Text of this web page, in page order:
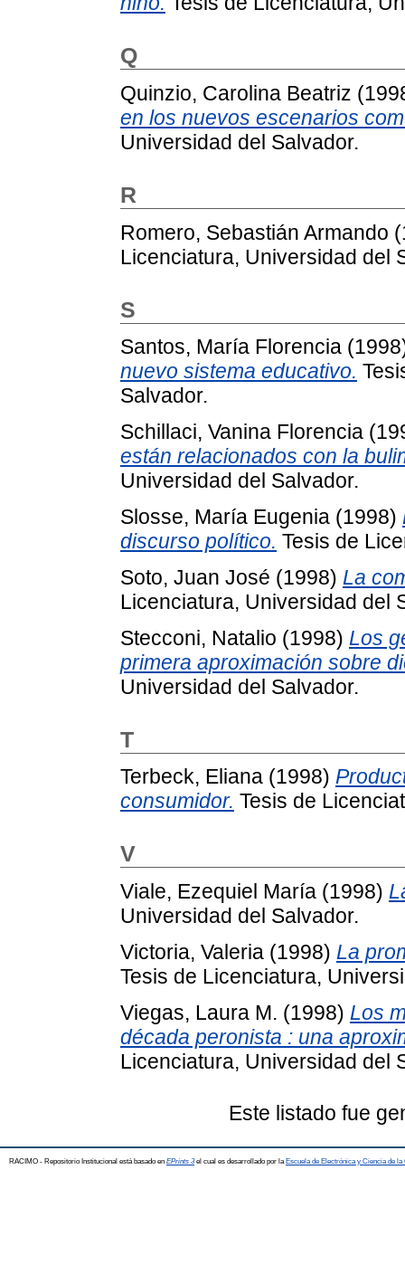
Q
Quinzio, Carolina Beatriz
en los nuevos escenarios
Universidad del Salvador.
R
Romero, Sebastián Armando
Licenciatura, Universidad del
S
Santos, María Florencia
nuevo sistema educativo.
Salvador.
Schillaci, Vanina Florencia
están relacionados con la
Universidad del Salvador.
Slosse, María Eugenia (1998)
discurso político. Tesis de
Soto, Juan José (1998) La
Licenciatura, Universidad del
Stecconi, Natalio (1998) Los
primera aproximación sobre
Universidad del Salvador.
T
Terbeck, Eliana (1998)
consumidor. Tesis de
V
Viale, Ezequiel María (1998)
Universidad del Salvador.
Victoria, Valeria (1998) La
Tesis de Licenciatura,
Viegas, Laura M. (1998) Los
década peronista : una
Licenciatura, Universidad del
Este listado fue
RACIMO - Repositorio Institucional está basado en EPrints 3el cual es desarrollado por la Escuela de Electrónica y Ciencia de la